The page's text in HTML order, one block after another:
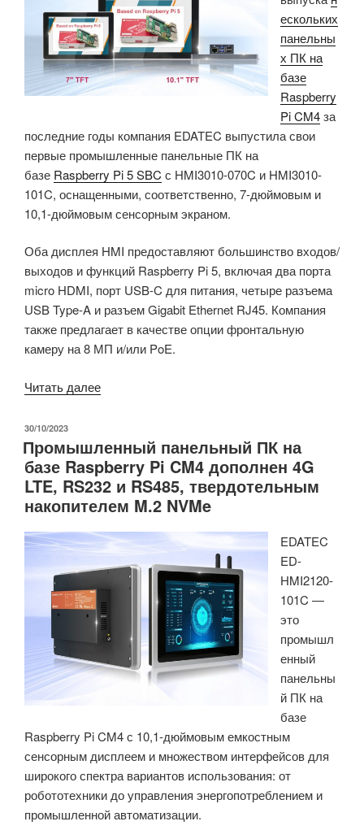
промышленных
панельных
ПК»
ескольких
панельны
х ПК на
базе
Raspberry
Pi CM4за
последние годы компания EDATEC выпустила свои
первые промышленные панельные ПК на
базе Raspberry Pi 5 SBC с HMI3010-070C и HMI3010-
101C, оснащенными, соответственно, 7-дюймовым и
10,1-дюймовым сенсорным экраном.
Оба дисплея HMI предоставляют большинство входов/
выходов и функций Raspberry Pi 5, включая два порта
micro HDMI, порт USB-C для питания, четыре разъема
USB Type-A и разъем Gigabit Ethernet RJ45. Компания
также предлагает в качестве опции фронтальную
камеру на 8 МП и/или PoE.
Читать далее«Промышленные
с
диагональю
7
и
дюйма
оснащены
Raspberry
Pi
5
SBC.»
ОПУБЛИКОВАНО
30/10/2023
Промышленный панельный ПК на
базе Raspberry Pi CM4 дополнен 4G
LTE, RS232 и RS485, твердотельным
накопителем M.2 NVMe
EDATEC
ED-
HMI2120-
101C —
это
промышл
енный
панельны
й ПК на
базе
Raspberry Pi CM4 с 10,1-дюймовым емкостным
сенсорным дисплеем и множеством интерфейсов для
широкого спектра вариантов использования: от
робототехники до управления энергопотреблением и
промышленной автоматизации.